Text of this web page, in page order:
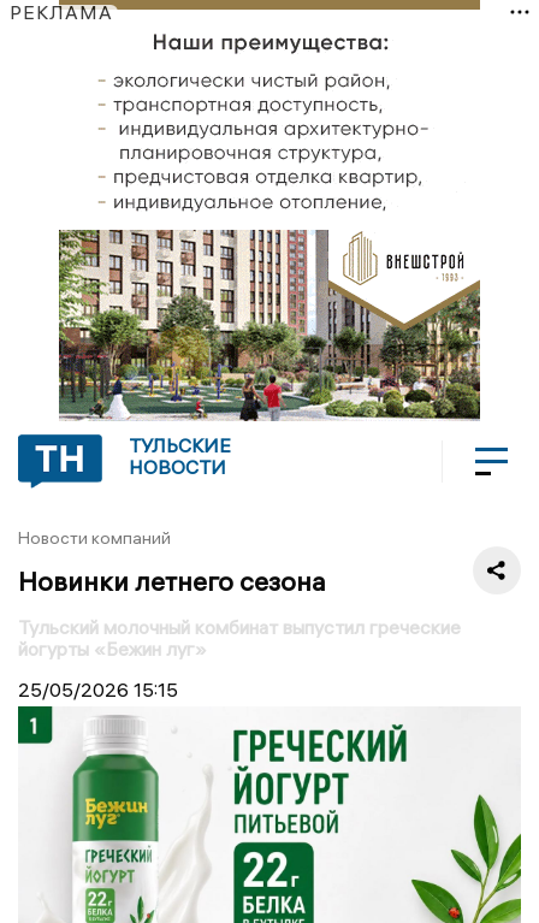
РЕКЛАМА
ТУЛЬСКИЕ
НОВОСТИ
Новости компаний
Новинки летнего сезона
Тульский молочный комбинат выпустил греческие
йогурты «Бежин луг»
25/05/2026 15:15